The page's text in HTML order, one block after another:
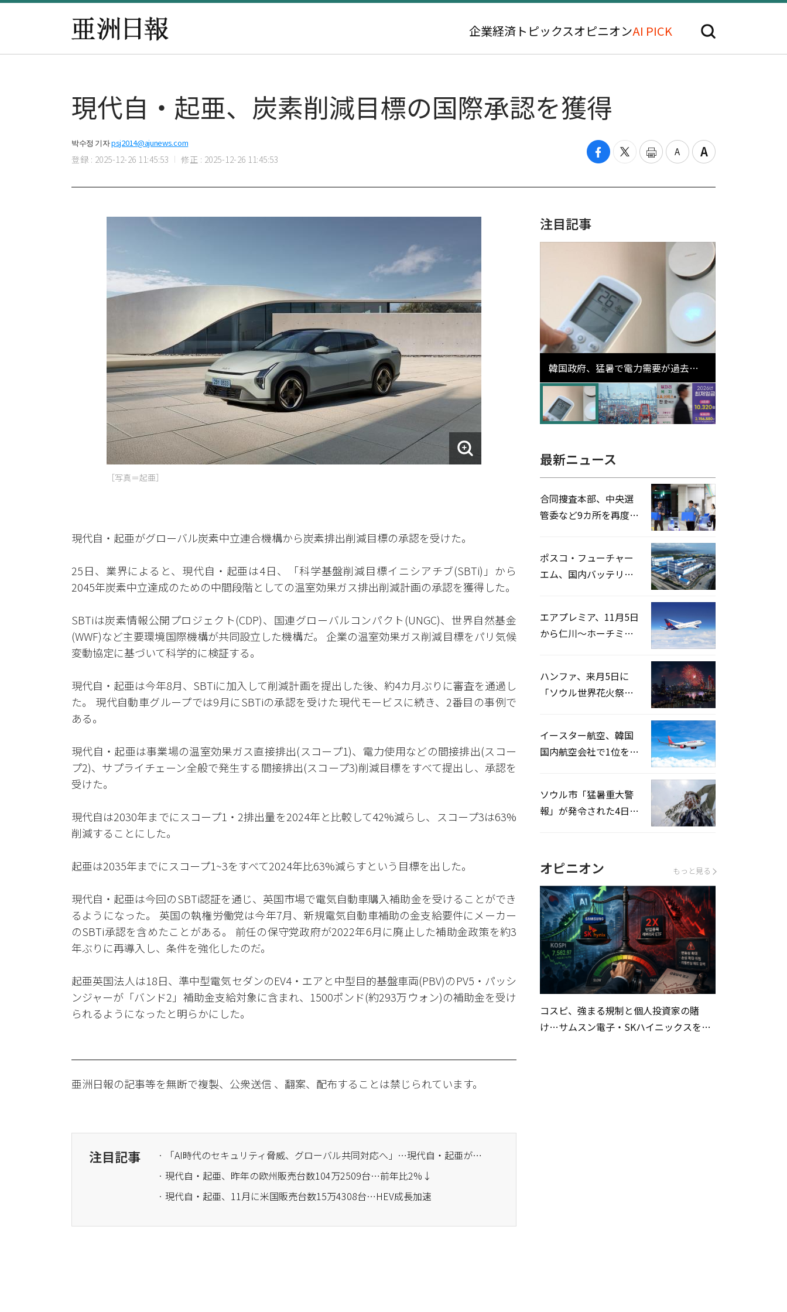
企業経済 トピックスオピニオンAI PICK
現代自・起亜、炭素削減目標の国際承認を獲得
박수정 기자psj2014@ajunews.com
登録 : 2025-12-26 11:45:53 修正 : 2025-12-26 11:45:53
［写真＝起亜］
現代自・起亜がグローバル炭素中立連合機構から炭素排出削減目標の承認を受けた。
25日、業界によると、現代自・起亜は4日、「科学基盤削減目標イニシアチブ(SBTi)」から
2045年炭素中立達成のための中間段階としての温室効果ガス排出削減計画の承認を獲得した。
SBTiは炭素情報公開プロジェクト(CDP)、国連グローバルコンパクト(UNGC)、世界自然基金
(WWF)など主要環境国際機構が共同設立した機構だ。 企業の温室効果ガス削減目標をパリ気候
変動協定に基づいて科学的に検証する。
現代自・起亜は今年8月、SBTiに加入して削減計画を提出した後、約4カ月ぶりに審査を通過し
た。 現代自動車グループでは9月にSBTiの承認を受けた現代モービスに続き、2番目の事例で
ある。
現代自・起亜は事業場の温室効果ガス直接排出(スコープ1)、電力使用などの間接排出(スコー
プ2)、サプライチェーン全般で発生する間接排出(スコープ3)削減目標をすべて提出し、承認を
受けた。
現代自は2030年までにスコープ1・2排出量を2024年と比較して42%減らし、スコープ3は63%
削減することにした。
起亜は2035年までにスコープ1~3をすべて2024年比63%減らすという目標を出した。
現代自・起亜は今回のSBTi認証を通じ、英国市場で電気自動車購入補助金を受けることができ
るようになった。 英国の執権労働党は今年7月、新規電気自動車補助の金支給要件にメーカー
のSBTi承認を含めたことがある。 前任の保守党政府が2022年6月に廃止した補助金政策を約3
年ぶりに再導入し、条件を強化したのだ。
起亜英国法人は18日、準中型電気セダンのEV4・エアと中型目的基盤車両(PBV)のPV5・パッシ
ンジャーが「バンド2」補助金支給対象に含まれ、1500ポンド(約293万ウォン)の補助金を受け
られるようになったと明らかにした。
亜洲日報の記事等を無断で複製、公衆送信 、翻案、配布することは禁じられています。
注目記事
· 「AI時代のセキュリティ脅威、グローバル共同対応へ」…現代自・起亜が「サイバーセキュリティ・ワーキンググループ」を発足
· 現代自・起亜、昨年の欧州販売台数104万2509台…前年比2%↓
· 現代自・起亜、11月に米国販売台数15万4308台…HEV成長加速
注目記事
韓国政府、猛暑で電力需要が過去最
高更新の可能性に需給対応体制を点
検
最新ニュース
合同捜査本部、中央選
管委など9カ所を再度家
ポスコ・フューチャー
エム、国内バッテリー
エアプレミア、11月5日
から仁川〜ホーチミン
ハンファ、来月5日に
「ソウル世界花火祭り
イースター航空、韓国
国内航空会社で1位を記
ソウル市「猛暑重大警
報」が発令された4日、
オピニオン もっと見る
コスピ、強まる規制と個人投資家の賭
け…サムスン電子・SKハイニックスを巡